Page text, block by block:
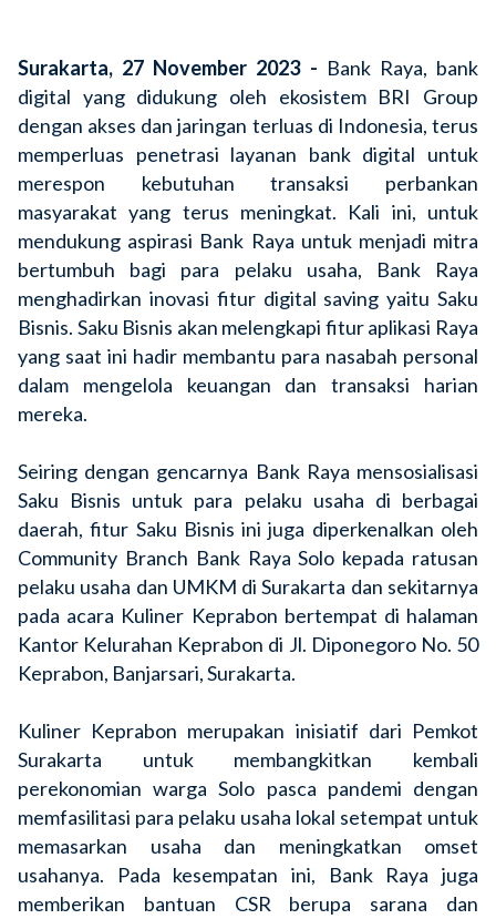
Surakarta, 27 November 2023 - Bank Raya, bank
digital yang didukung oleh ekosistem BRI Group
dengan akses dan jaringan terluas di Indonesia, terus
memperluas penetrasi layanan bank digital untuk
merespon kebutuhan transaksi perbankan
masyarakat yang terus meningkat. Kali ini, untuk
mendukung aspirasi Bank Raya untuk menjadi mitra
bertumbuh bagi para pelaku usaha, Bank Raya
menghadirkan inovasi fitur digital saving yaitu Saku
Bisnis. Saku Bisnis akan melengkapi fitur aplikasi Raya
yang saat ini hadir membantu para nasabah personal
dalam mengelola keuangan dan transaksi harian
mereka.
Seiring dengan gencarnya Bank Raya mensosialisasi
Saku Bisnis untuk para pelaku usaha di berbagai
daerah, fitur Saku Bisnis ini juga diperkenalkan oleh
Community Branch Bank Raya Solo kepada ratusan
pelaku usaha dan UMKM di Surakarta dan sekitarnya
pada acara Kuliner Keprabon bertempat di halaman
Kantor Kelurahan Keprabon di Jl. Diponegoro No. 50
Keprabon, Banjarsari, Surakarta.
Kuliner Keprabon merupakan inisiatif dari Pemkot
Surakarta untuk membangkitkan kembali
perekonomian warga Solo pasca pandemi dengan
memfasilitasi para pelaku usaha lokal setempat untuk
memasarkan usaha dan meningkatkan omset
usahanya. Pada kesempatan ini, Bank Raya juga
memberikan bantuan CSR berupa sarana dan